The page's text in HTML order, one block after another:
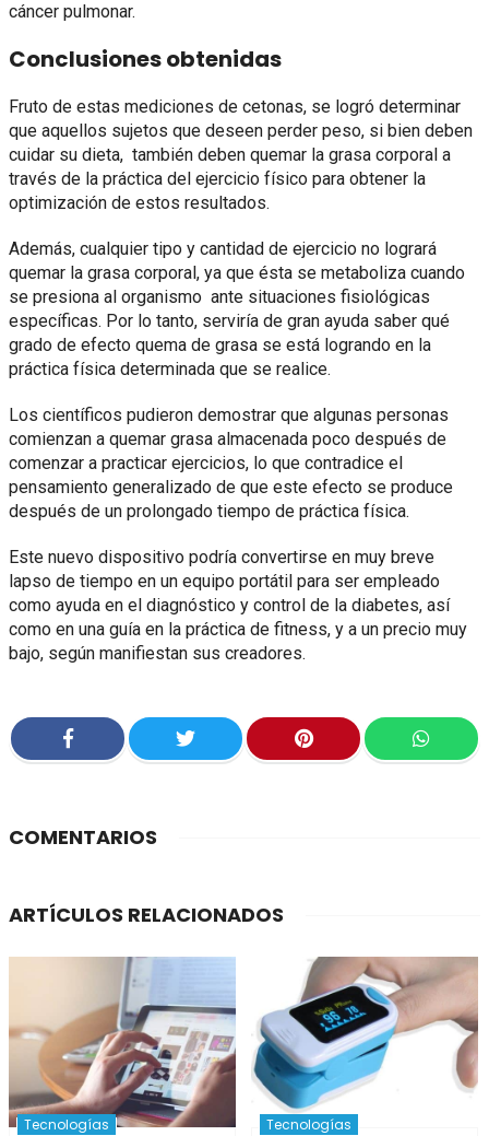
cáncer pulmonar.
Conclusiones obtenidas
Fruto de estas mediciones de cetonas, se logró determinar
que aquellos sujetos que deseen perder peso, si bien deben
cuidar su dieta, también deben quemar la grasa corporal a
través de la práctica del ejercicio físico para obtener la
optimización de estos resultados.
Además, cualquier tipo y cantidad de ejercicio no logrará
quemar la grasa corporal, ya que ésta se metaboliza cuando
se presiona al organismo ante situaciones fisiológicas
específicas. Por lo tanto, serviría de gran ayuda saber qué
grado de efecto quema de grasa se está logrando en la
práctica física determinada que se realice.
Los científicos pudieron demostrar que algunas personas
comienzan a quemar grasa almacenada poco después de
comenzar a practicar ejercicios, lo que contradice el
pensamiento generalizado de que este efecto se produce
después de un prolongado tiempo de práctica física.
Este nuevo dispositivo podría convertirse en muy breve
lapso de tiempo en un equipo portátil para ser empleado
como ayuda en el diagnóstico y control de la diabetes, así
como en una guía en la práctica de fitness, y a un precio muy
bajo, según manifiestan sus creadores.
COMENTARIOS
ARTÍCULOS RELACIONADOS
Tecnologías Tecnologías